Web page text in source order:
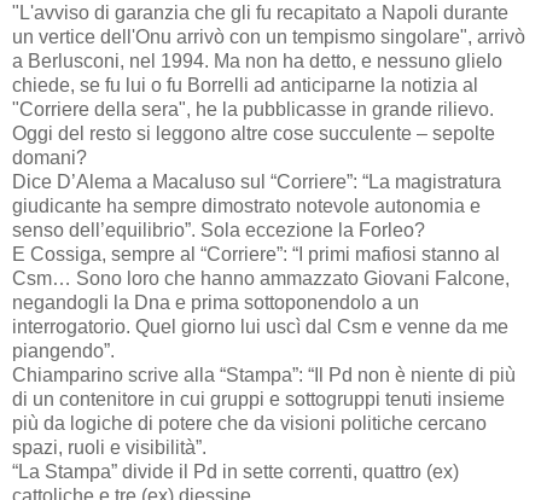
"L'avviso di garanzia che gli fu recapitato a Napoli durante
un vertice dell'Onu arrivò con un tempismo singolare", arrivò
a Berlusconi, nel 1994. Ma non ha detto, e nessuno glielo
chiede, se fu lui o fu Borrelli ad anticiparne la notizia al
"Corriere della sera", he la pubblicasse in grande rilievo.
Oggi del resto si leggono altre cose succulente – sepolte
domani?
Dice D’Alema a Macaluso sul “Corriere”: “La magistratura
giudicante ha sempre dimostrato notevole autonomia e
senso dell’equilibrio”. Sola eccezione la Forleo?
E Cossiga, sempre al “Corriere”: “I primi mafiosi stanno al
Csm… Sono loro che hanno ammazzato Giovani Falcone,
negandogli la Dna e prima sottoponendolo a un
interrogatorio. Quel giorno lui uscì dal Csm e venne da me
piangendo”.
Chiamparino scrive alla “Stampa”: “Il Pd non è niente di più
di un contenitore in cui gruppi e sottogruppi tenuti insieme
più da logiche di potere che da visioni politiche cercano
spazi, ruoli e visibilità”.
“La Stampa” divide il Pd in sette correnti, quattro (ex)
cattoliche e tre (ex) diessine.